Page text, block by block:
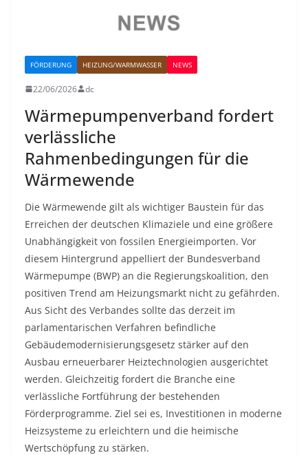
FÖRDERUNG HEIZUNG/WARMWASSER NEWS
22/06/2026 dc
Wärmepumpenverband fordert
verlässliche
Rahmenbedingungen für die
Wärmewende
Die Wärmewende gilt als wichtiger Baustein für das
Erreichen der deutschen Klimaziele und eine größere
Unabhängigkeit von fossilen Energieimporten. Vor
diesem Hintergrund appelliert der Bundesverband
Wärmepumpe (BWP) an die Regierungskoalition, den
positiven Trend am Heizungsmarkt nicht zu gefährden.
Aus Sicht des Verbandes sollte das derzeit im
parlamentarischen Verfahren befindliche
Gebäudemodernisierungsgesetz stärker auf den
Ausbau erneuerbarer Heiztechnologien ausgerichtet
werden. Gleichzeitig fordert die Branche eine
verlässliche Fortführung der bestehenden
Förderprogramme. Ziel sei es, Investitionen in moderne
Heizsysteme zu erleichtern und die heimische
Wertschöpfung zu stärken.